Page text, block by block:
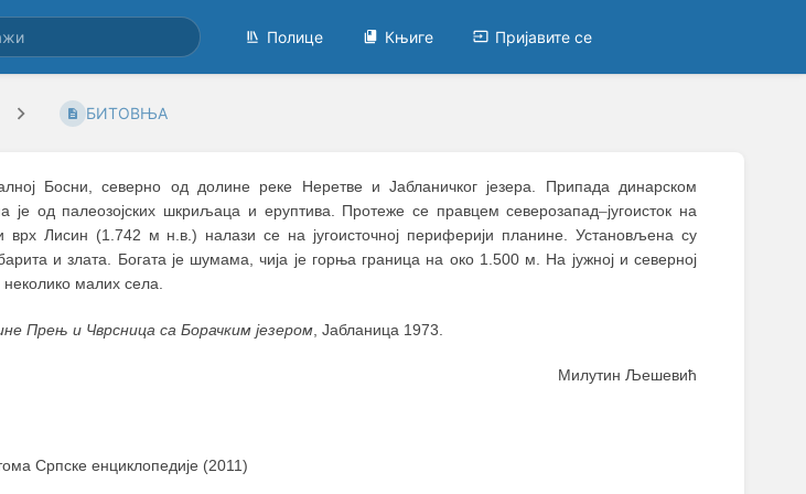
Полице Књиге Пријавите се
БИТОВЊА
Босни, северно од долине реке Неретве и Јабланичког језера. Припада динарском
је од палеозојских шкриљаца и еруптива. Протеже се правцем северозапад–југоисток на
Лисин (1.742 м н.в.) налази се на југоисточној периферији планине. Установљена су
и злата. Богата је шумама, чија је горња граница на око 1.500 м. На јужној и северној
малих села.
Прењ и Чврсница са Борачким језером , Јабланица 1973.
Милутин Љешевић
Српске енциклопедије (2011)